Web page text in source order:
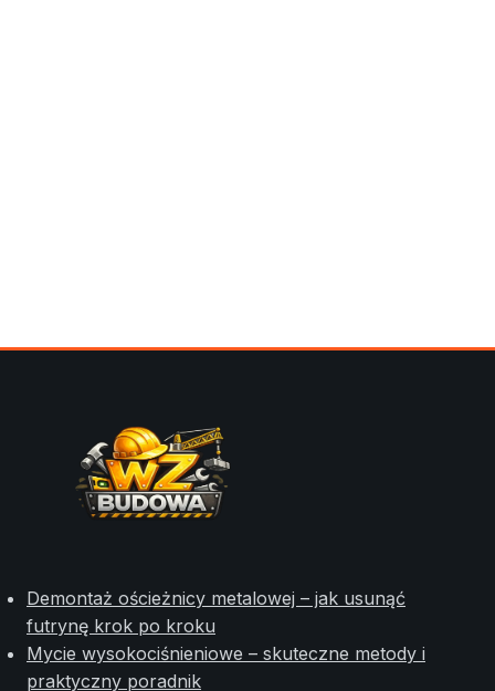
Demontaż ościeżnicy metalowej – jak usunąć
futrynę krok po kroku
Mycie wysokociśnieniowe – skuteczne metody i
praktyczny poradnik